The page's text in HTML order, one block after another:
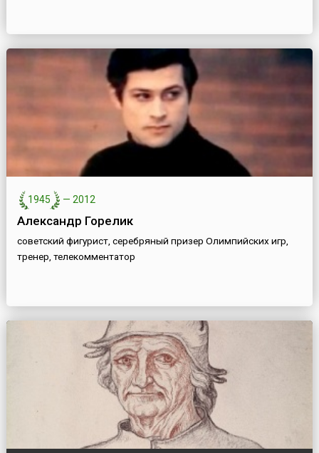
1945 — 2012
Александр Горелик
советский фигурист, серебряный призер Олимпийских игр,
тренер, телекомментатор